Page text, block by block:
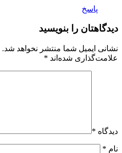
پاسخ
دیدگاهتان را بنویسید
نشانی ایمیل شما منتشر نخواهد شد.
علامت‌گذاری شده‌اند *
دیدگاه *
نام *